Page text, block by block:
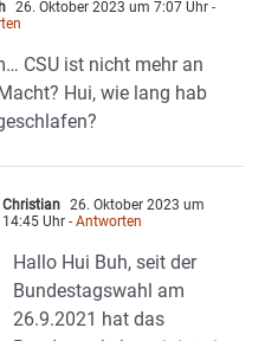
26. Oktober 2023 um 7:07 Uhr -
CSU ist nicht mehr an
Hui, wie lang hab
Christian 26. Oktober 2023 um
14:45 Uhr - Antworten
Hallo Hui Buh, seit der
Bundestagswahl am
26.9.2021 hat das